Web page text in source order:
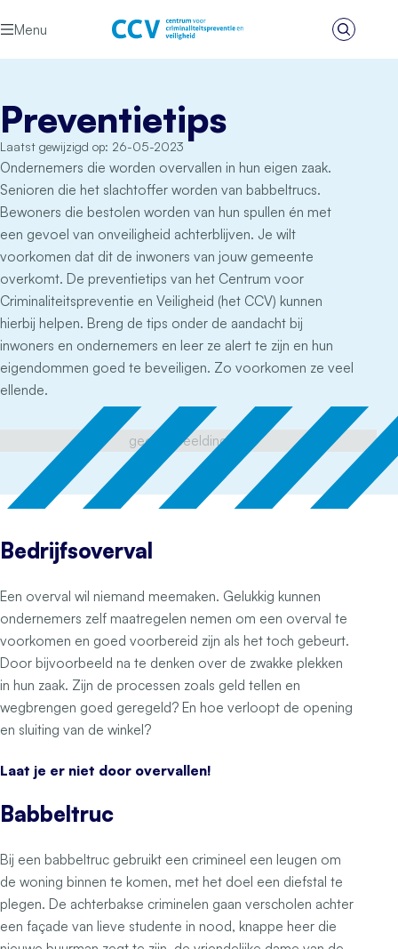
Menu
Zoeken
Preventietips
Laatst gewijzigd op: 26-05-2023
Ondernemers die worden overvallen in hun eigen zaak.
Senioren die het slachtoffer worden van babbeltrucs.
Bewoners die bestolen worden van hun spullen én met
een gevoel van onveiligheid achterblijven. Je wilt
voorkomen dat dit de inwoners van jouw gemeente
overkomt. De preventietips van het Centrum voor
Criminaliteitspreventie en Veiligheid (het CCV) kunnen
hierbij helpen. Breng de tips onder de aandacht bij
inwoners en ondernemers en leer ze alert te zijn en hun
eigendommen goed te beveiligen. Zo voorkomen ze veel
ellende.
geen afbeelding
Bedrijfsoverval
Een overval wil niemand meemaken. Gelukkig kunnen
ondernemers zelf maatregelen nemen om een overval te
voorkomen en goed voorbereid zijn als het toch gebeurt.
Door bijvoorbeeld na te denken over de zwakke plekken
in hun zaak. Zijn de processen zoals geld tellen en
wegbrengen goed geregeld? En hoe verloopt de opening
en sluiting van de winkel?
Laat je er niet door overvallen!
Babbeltruc
Bij een babbeltruc gebruikt een crimineel een leugen om
de woning binnen te komen, met het doel een diefstal te
plegen. De achterbakse criminelen gaan verscholen achter
een façade van lieve studente in nood, knappe heer die